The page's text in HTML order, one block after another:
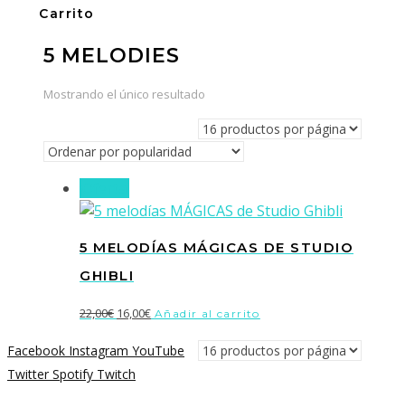
Carrito
5 MELODIES
Mostrando el único resultado
5 MELODÍAS MÁGICAS DE STUDIO
GHIBLI
22,00€ El
original
era:
16,00€El
actual
Añadir al carrito
Facebook Instagram YouTube
Twitter Spotify Twitch